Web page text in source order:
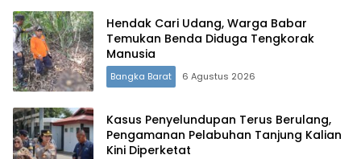
Hendak Cari Udang, Warga Babar
Temukan Benda Diduga Tengkorak
Manusia
Bangka Barat 6 Agustus 2026
Kasus Penyelundupan Terus Berulang,
Pengamanan Pelabuhan Tanjung Kalian
Kini Diperketat